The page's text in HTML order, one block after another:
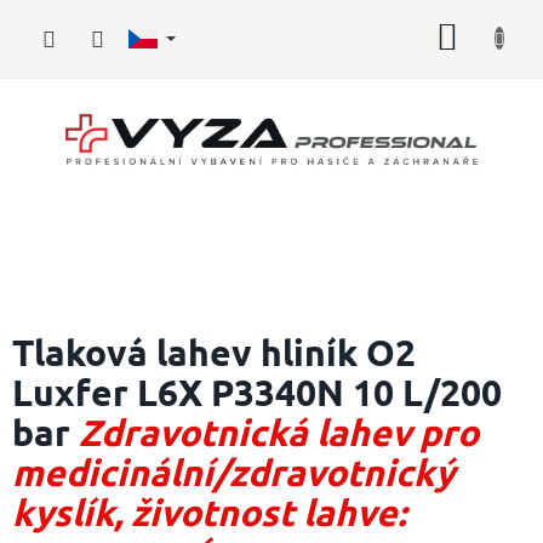
Požární
sport
Zdravotnické
vybavení
Oblečení,
Tlaková lahev hliník O2
Luxfer L6X P3340N 10 L/200
bar Zdravotnická lahev pro
medicinální/zdravotnický
kyslík, životnost lahve: